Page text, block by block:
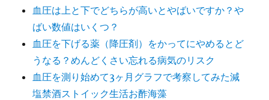
血圧は上と下でどちらが高いとやばいですか？や
ばい数値はいくつ？
血圧を下げる薬（降圧剤）をかってにやめるとど
うなる？めんどくさい忘れる病気のリスク
血圧を測り始めて3ヶ月グラフで考察してみた減
塩禁酒ストイック生活お酢海藻